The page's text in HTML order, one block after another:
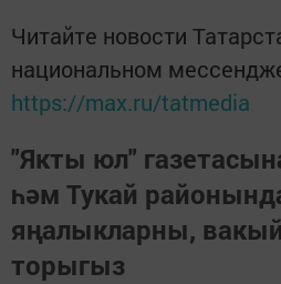
Читайте новости
национальном
https://max.ru/tatmedia
"Якты юл"
һәм Тукай
яңалыкларны,
торыгыз